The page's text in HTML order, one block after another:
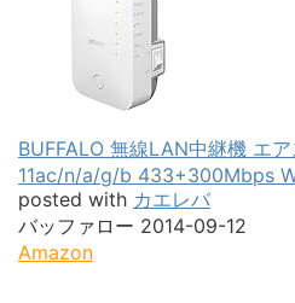
BUFFALO 無線LAN中継機 エ
11ac/n/a/g/b 433+300Mbps
posted with カエレバ
バッファロー 2014-09-12
Amazon